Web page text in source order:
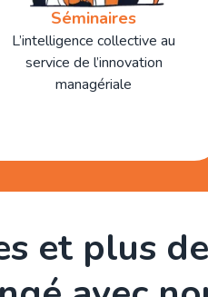
Séminaires
L’intelligence collective au
service de l’innovation
managériale
et plus de